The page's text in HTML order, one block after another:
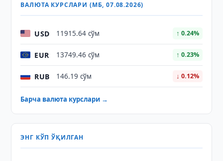
ВАЛЮТА КУРСЛАРИ (МБ, 07.08.2026)
USD 11915.64 сўм ↑ 0.24%
EUR 13749.46 сўм ↑ 0.23%
RUB 146.19 сўм ↓ 0.12%
Барча валюта курслари →
ЭНГ КЎП ЎҚИЛГАН